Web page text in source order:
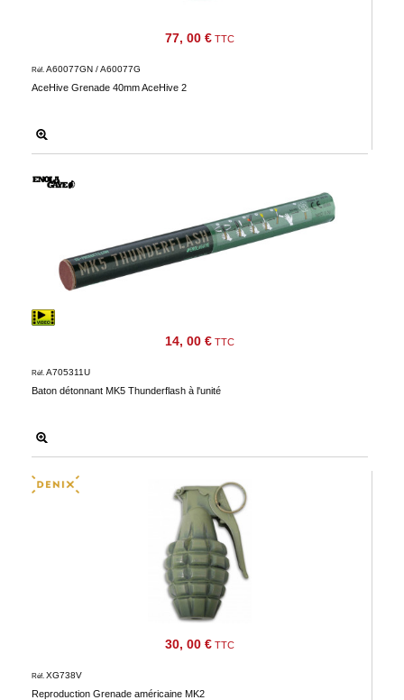
après
vente
Nous
contacter
newsletters
77, 00 € TTC
AceHive Grenade 40mm AceHive 2
Réf. A60077GN / A60077G
14, 00 € TTC
Baton détonnant MK5 Thunderflash à l'unité
Réf. A705311U
30, 00 € TTC
Reproduction Grenade américaine MK2
Réf. XG738V